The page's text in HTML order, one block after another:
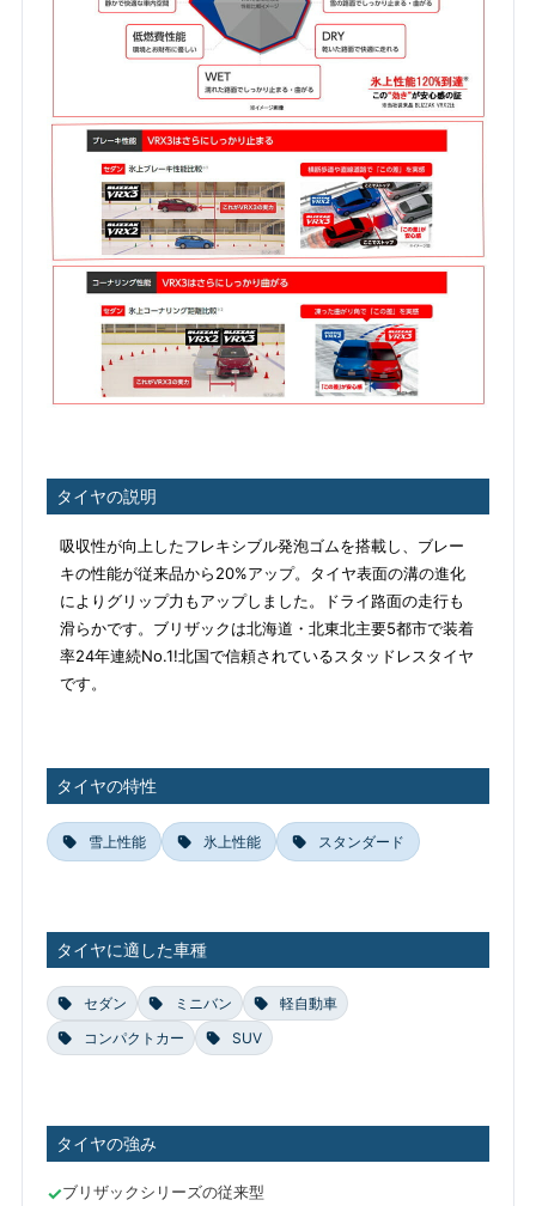
タイヤの説明
吸収性が向上したフレキシブル発泡ゴムを搭載し、ブレー
キの性能が従来品から20%アップ。タイヤ表面の溝の進化
によりグリップ力もアップしました。ドライ路面の走行も
滑らかです。ブリザックは北海道・北東北主要5都市で装着
率24年連続No.1!北国で信頼されているスタッドレスタイヤ
です。
タイヤの特性
雪上性能 氷上性能 スタンダード
タイヤに適した車種
セダン ミニバン
軽自動車
コンパクトカー
SUV
タイヤの強み
ブリザックシリーズの従来型